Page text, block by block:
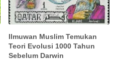
Ilmuwan Muslim Temukan
Teori Evolusi 1000 Tahun
Sebelum Darwin